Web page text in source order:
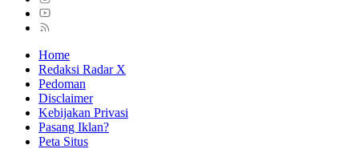
Home
Redaksi Radar X
Pedoman
Disclaimer
Kebijakan Privasi
Pasang Iklan?
Peta Situs